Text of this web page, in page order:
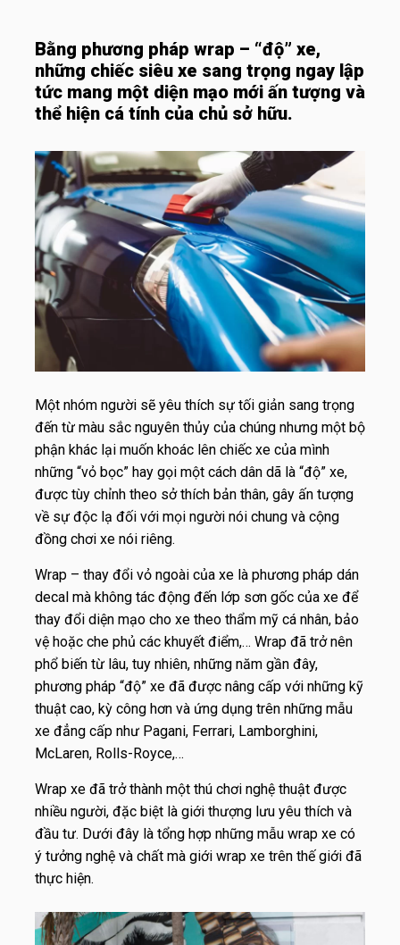
Bằng phương pháp wrap – “độ” xe,
những chiếc siêu xe sang trọng ngay lập
tức mang một diện mạo mới ấn tượng và
thể hiện cá tính của chủ sở hữu.
Một nhóm người sẽ yêu thích sự tối giản sang trọng
đến từ màu sắc nguyên thủy của chúng nhưng một bộ
phận khác lại muốn khoác lên chiếc xe của mình
những “vỏ bọc” hay gọi một cách dân dã là “độ” xe,
được tùy chỉnh theo sở thích bản thân, gây ấn tượng
về sự độc lạ đối với mọi người nói chung và cộng
đồng chơi xe nói riêng.
Wrap – thay đổi vỏ ngoài của xe là phương pháp dán
decal mà không tác động đến lớp sơn gốc của xe để
thay đổi diện mạo cho xe theo thẩm mỹ cá nhân, bảo
vệ hoặc che phủ các khuyết điểm,… Wrap đã trở nên
phổ biến từ lâu, tuy nhiên, những năm gần đây,
phương pháp “độ” xe đã được nâng cấp với những kỹ
thuật cao, kỳ công hơn và ứng dụng trên những mẫu
xe đẳng cấp như Pagani, Ferrari, Lamborghini,
McLaren, Rolls-Royce,…
Wrap xe đã trở thành một thú chơi nghệ thuật được
nhiều người, đặc biệt là giới thượng lưu yêu thích và
đầu tư. Dưới đây là tổng hợp những mẫu wrap xe có
ý tưởng nghệ và chất mà giới wrap xe trên thế giới đã
thực hiện.